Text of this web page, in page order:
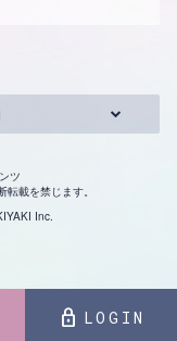
lock LOGIN
ツ
載を禁じます。
Inc.